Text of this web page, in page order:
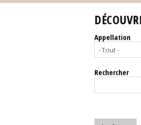
Appellation
Rechercher